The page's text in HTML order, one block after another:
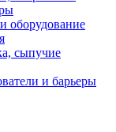
оборудование
сыпучие
и барьеры